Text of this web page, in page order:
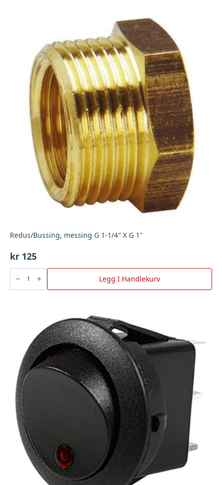
Redus/Bussing, messing G 1-1/4″ X G 1″
kr 125
Redus/Bussing,
messing
1-
Legg I Handlekurv